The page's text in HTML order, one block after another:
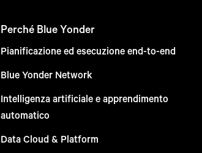
Perché Blue Yonder
Pianificazione ed esecuzione end-to-end
Blue Yonder Network
Intelligenza artificiale e apprendimento
automatico
Data Cloud & Platform